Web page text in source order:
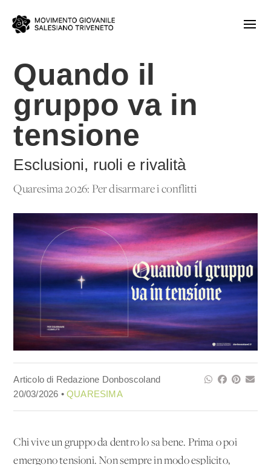
Quando il
gruppo va in
tensione
Esclusioni, ruoli e rivalità
Quaresima 2026: Per disarmare i conflitti
Articolo di Redazione Donboscoland
20/03/2026 •QUARESIMA
Chi vive un gruppo da dentro lo sa bene. Prima o poi
emergono tensioni. Non sempre in modo esplicito,